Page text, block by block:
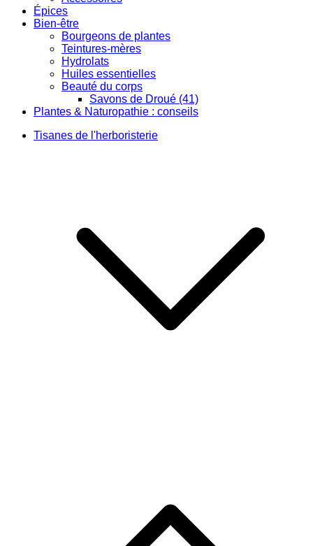
Épices
Bien-être
Bourgeons de plantes
Teintures-mères
Hydrolats
Huiles essentielles
Beauté du corps
Savons de Droué (41)
Plantes & Naturopathie : conseils
Tisanes de l'herboristerie